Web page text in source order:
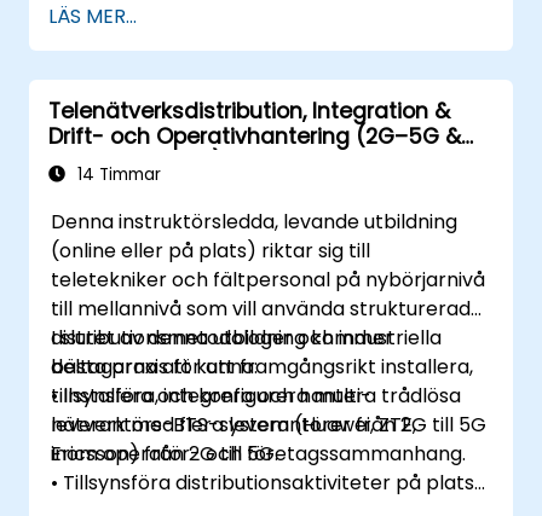
TCP-trafik. Ämnen som tas upp är bland
annat hur du konfigurerar de viktigaste
parametrarna i Nginx, operativsystemet och
en virtuell dator för att få ut maximalt värde
av Nginx.
LÄS MER...
Telenätverksdistribution, Integration &
Drift- och Operativhantering (2G–5G &
Enterprise Wi-Fi)
14 Timmar
Denna instruktörsledda, levande utbildning
(online eller på plats) riktar sig till
teletekniker och fältpersonal på nybörjarnivå
till mellannivå som vill använda strukturerade
distributionsmetodologer och industriella
bästa praxis för att framgångsrikt installera,
tillsynsföra, integrera och hantera trådlösa
nätverk med flera leverantörer från 2G till 5G
inom operatör- och företagssammanhang.
I slutet av denna utbildning kommer
deltagarna att kunna:
• Installera och konfigurera multi-
leverantörs-BTS-system (Huawei, ZTE,
Ericsson) från 2G till 5G.
• Tillsynsföra distributionsaktiviteter på plats